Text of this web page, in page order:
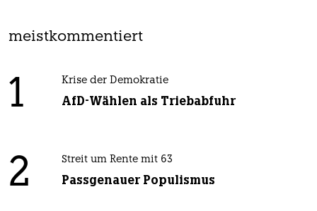
meistkommentiert
1 Krise der Demokratie
AfD-Wählen als Triebabfuhr
2 Streit um Rente mit 63
Passgenauer Populismus